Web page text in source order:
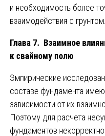
и необходимость более
взаимодействия с
Глава 7. Взаимное
к свайному полю
Эмпирические
составе фундамента
зависимости от их
Поэтому для расчета
фундаментов